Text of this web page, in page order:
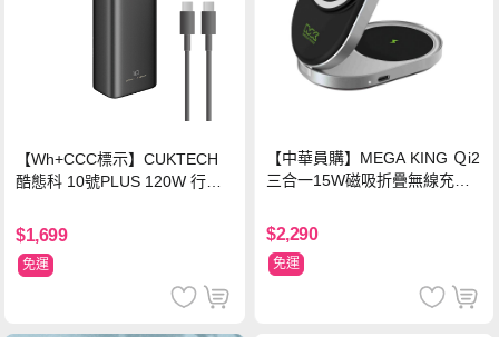
【Wh+CCC標示】CUKTECH
酷態科 10號PLUS 120W 行動
色
$1,699
免運
【中華員購】MEGA KING Ｑi2
三合一15W磁吸折疊無線充電
$2,290
免運